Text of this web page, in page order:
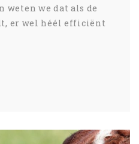
weten we dat als de
er wel héél efficiënt